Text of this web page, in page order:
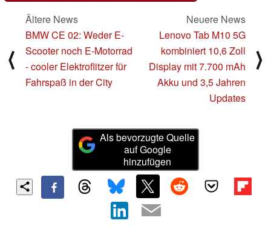
⟨
Ältere News
BMW CE 02: Weder E-
Scooter noch E-Motorrad
- cooler Elektroflitzer für
Fahrspaß in der City
Neuere News
Lenovo Tab M10 5G
kombiniert 10,6 Zoll
Display mit 7.700 mAh
Akku und 3,5 Jahren
Updates
⟩
Als bevorzugte Quelle
auf Google
hinzufügen